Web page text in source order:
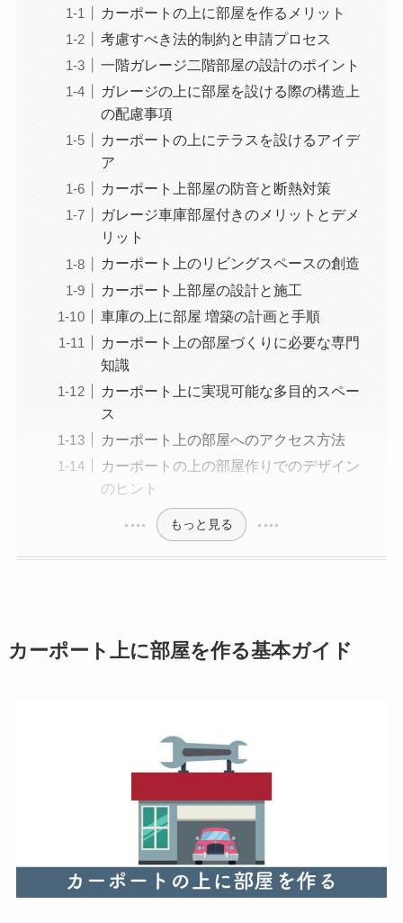
カーポートの上に部屋を作るメリット
考慮すべき法的制約と申請プロセス
一階ガレージ二階部屋の設計のポイント
ガレージの上に部屋を設ける際の構造上
の配慮事項
カーポートの上にテラスを設けるアイデ
ア
カーポート上部屋の防音と断熱対策
ガレージ車庫部屋付きのメリットとデメ
リット
カーポート上のリビングスペースの創造
カーポート上部屋の設計と施工
車庫の上に部屋 増築の計画と手順
カーポート上の部屋づくりに必要な専門
知識
カーポート上に実現可能な多目的スペー
ス
カーポート上の部屋へのアクセス方法
カーポートの上の部屋作りでのデザイン
のヒント
もっと見る
カーポート上に部屋を作る基本ガイド